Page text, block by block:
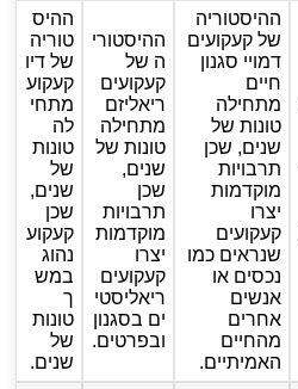
ההיסטוריה
של קעקועים
דמויי סגנון
חיים
מתחילה
טונות של
שנים, שכן
תרבויות
מוקדמות
יצרו
קעקועים
שנראים כמו
נכסים או
אנשים
אחרים
מהחיים
האמיתיים.
ההיסטורי
ה של
קעקועים
ריאליזם
מתחילה
טונות של
שנים,
שכן
תרבויות
מוקדמות
יצרו
קעקועים
ריאליסטי
ים בסגנון
ובפרטים.
ההיס
טוריה
של דיו
קעקוע
מתחי
לה
טונות
של
שנים,
שכן
קעקוע
נהוג
במש
ך
טונות
של
שנים.